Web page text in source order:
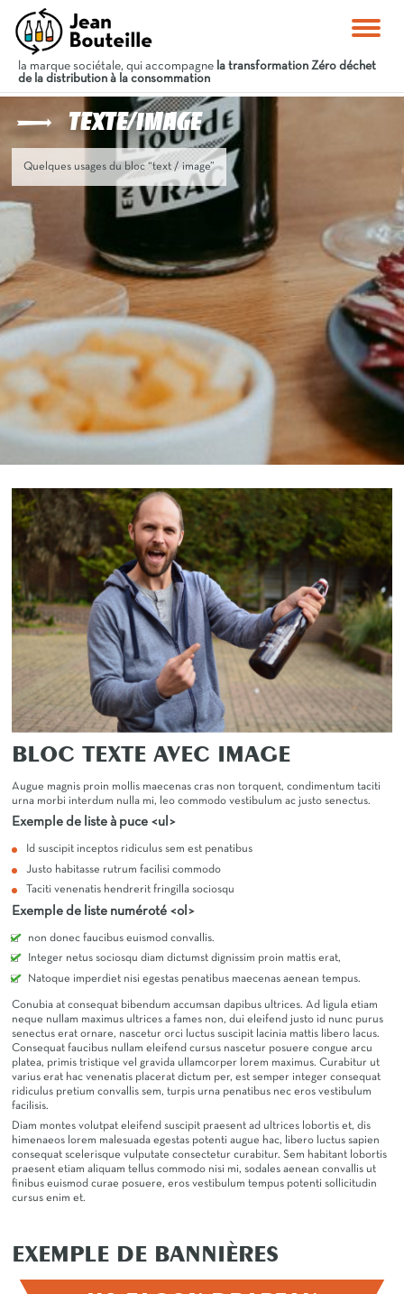
la marque sociétale, qui accompagne la transformation Zéro déchet
de la distribution à la consommation
Texte/image
Quelques usages du bloc “text / image”
BLOC TEXTE AVEC IMAGE
Augue magnis proin mollis maecenas cras non torquent, condimentum taciti
urna morbi interdum nulla mi, leo commodo vestibulum ac justo senectus.
Exemple de liste à puce <ul>
Id suscipit inceptos ridiculus sem est penatibus
Justo habitasse rutrum facilisi commodo
Taciti venenatis hendrerit fringilla sociosqu
Exemple de liste numéroté <ol>
non donec faucibus euismod convallis.
Integer netus sociosqu diam dictumst dignissim proin mattis erat,
Natoque imperdiet nisi egestas penatibus maecenas aenean tempus.
Conubia at consequat bibendum accumsan dapibus ultrices. Ad ligula etiam
neque nullam maximus ultrices a fames non, dui eleifend justo id nunc purus
senectus erat ornare, nascetur orci luctus suscipit lacinia mattis libero lacus.
Consequat faucibus nullam eleifend cursus nascetur posuere congue arcu
platea, primis tristique vel gravida ullamcorper lorem maximus. Curabitur ut
varius erat hac venenatis placerat dictum per, est semper integer consequat
ridiculus pretium convallis sem, turpis urna penatibus nec eros vestibulum
facilisis.
Diam montes volutpat eleifend suscipit praesent ad ultrices lobortis et, dis
himenaeos lorem malesuada egestas potenti augue hac, libero luctus sapien
consequat scelerisque vulputate consectetur curabitur. Sem habitant lobortis
praesent etiam aliquam tellus commodo nisi mi, sodales aenean convallis ut
finibus euismod curae posuere, eros vestibulum tempus potenti sollicitudin
cursus enim et.
EXEMPLE DE BANNIÈRES